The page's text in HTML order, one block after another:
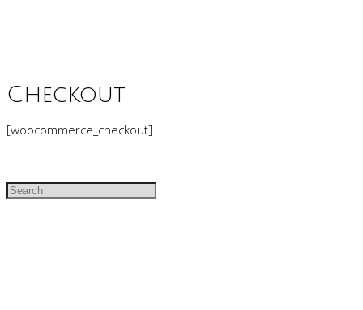
Checkout
[woocommerce_checkout]